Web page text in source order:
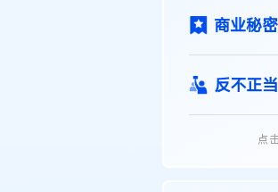
商业秘密
反不正
植物新
点